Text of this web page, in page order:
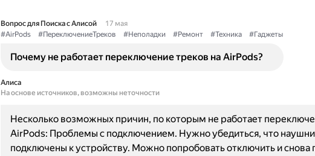
Вопрос для Поиска с Алисой
17 мая
#AirPods
#ПереключениеТреков #Неполадки #Ремонт #Техника #Гаджеты
Почему не работает переключение треков на AirPods?
Алиса
На основе источников, возможны неточности
Несколько возможных причин, по которым не работает
AirPods: Проблемы с подключением. Нужно убедиться, что
подключены к устройству. Можно попробовать отключить и снова